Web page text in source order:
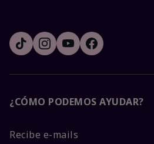
¿CÓMO PODEMOS AYUDAR?
Recibe e-mails